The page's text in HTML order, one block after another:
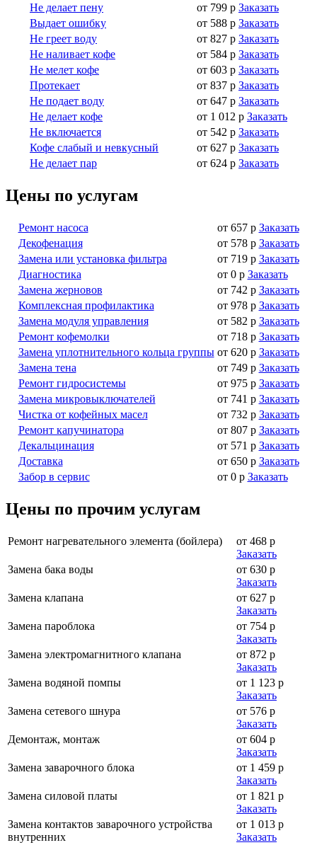
Не делает пену
от 799 р Заказать
Выдает ошибку
от 588 р Заказать
Не греет воду
от 827 р Заказать
Не наливает кофе
от 584 р Заказать
Не мелет кофе
от 603 р Заказать
Протекает
от 837 р Заказать
Не подает воду
от 647 р Заказать
Не делает кофе
от 1 012 р Заказать
Не включается
от 542 р Заказать
Кофе слабый и невкусный
от 627 р Заказать
Не делает пар
от 624 р Заказать
Цены по услугам
Ремонт насоса от 657 р Заказать
Декофенация
от 578 р Заказать
Замена или установка фильтра
от 719 р Заказать
Диагностика
от 0 р Заказать
Замена жерновов
от 742 р Заказать
Комплексная профилактика
от 978 р Заказать
Замена модуля управления
от 582 р Заказать
Ремонт кофемолки
от 718 р Заказать
Замена уплотнительного кольца группы от 620 р Заказать
Замена тена
от 749 р Заказать
Ремонт гидросистемы
от 975 р Заказать
Замена микровыключателей
от 741 р Заказать
Чистка от кофейных масел
от 732 р Заказать
Ремонт капучинатора
от 807 р Заказать
Декальцинация
от 571 р Заказать
Доставка
от 650 р Заказать
Забор в сервис
от 0 р Заказать
Цены по прочим услугам
Ремонт нагревательного элемента (бойлера)
от 468 р
Заказать
Замена бака воды
от 630 р
Заказать
Замена клапана
от 627 р
Заказать
Замена пароблока
от 754 р
Заказать
Замена электромагнитного клапана
от 872 р
Заказать
Замена водяной помпы
от 1 123 р
Заказать
Замена сетевого шнура
от 576 р
Заказать
Демонтаж, монтаж
от 604 р
Заказать
Замена заварочного блока
от 1 459 р
Заказать
Замена силовой платы
от 1 821 р
Заказать
Замена контактов заварочного устройства
внутренних
от 1 013 р
Заказать